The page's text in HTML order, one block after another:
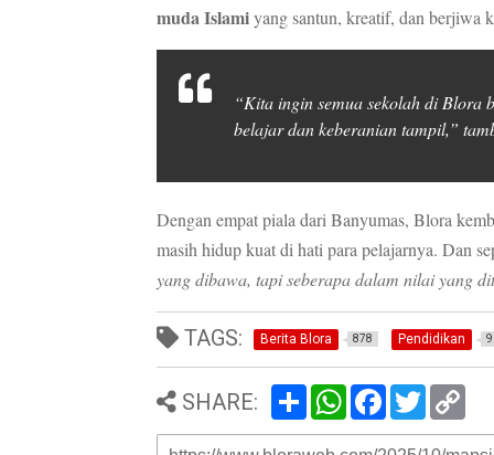
muda Islamiyang santun, kreatif, dan berjiwa
“Kita ingin semua sekolah di Blora
belajar dan keberanian tampil,”
Dengan empat piala dari Banyumas, Blora
masih hidup kuat di hati para pelajarnya. Dan
yang dibawa, tapi seberapa dalam nilai yang
TAGS: Berita Blora 878 Pendidikan
SHARE:
W
e
t